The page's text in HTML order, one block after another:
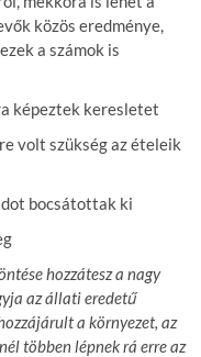
közös eredménye,
a számok is
képeztek keresletet
volt szükség az ételeik
bocsátottak ki
hozzátesz a nagy
az állati eredetű
a környezet, az
többen lépnek rá erre az